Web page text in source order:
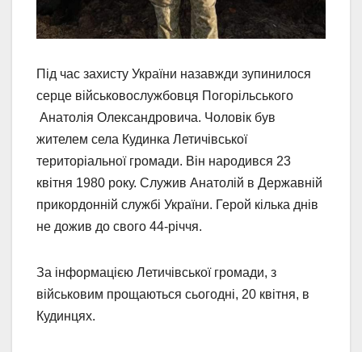
Під час захисту України назавжди зупинилося
серце військовослужбовця Погорільського
Анатолія Олександровича. Чоловік був
жителем села Кудинка Летичівської
територіальної громади. Він народився 23
квітня 1980 року. Служив Анатолій в Державній
прикордонній службі України. Герой кілька днів
не дожив до свого 44-річчя.
За інформацією Летичівської громади, з
військовим прощаються сьогодні, 20 квітня, в
Кудинцях.